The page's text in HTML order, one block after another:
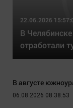
22.06.2026
В
отработали
В августе
06.08.2026 08:38:53